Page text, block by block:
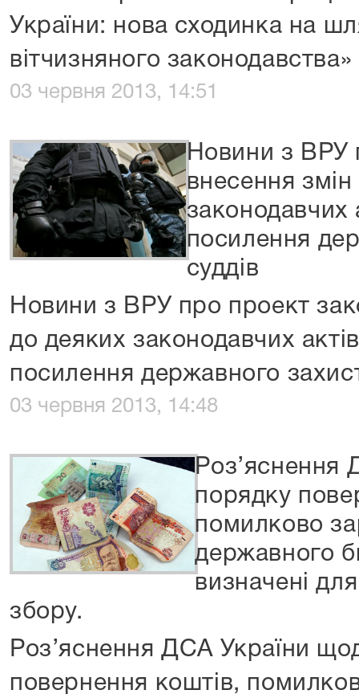
України: нова сходинка на
вітчизняного законодавства»
03 червня 2013, 14:51
Новини з ВРУ
внесення
законодавчих
посилення
суддів
Новини з ВРУ про проект
до деяких законодавчих
посилення державного
03 червня 2013, 14:48
Роз’яснення
порядку
помилково
державного
визначені
збору.
Роз’яснення ДСА України
повернення коштів,